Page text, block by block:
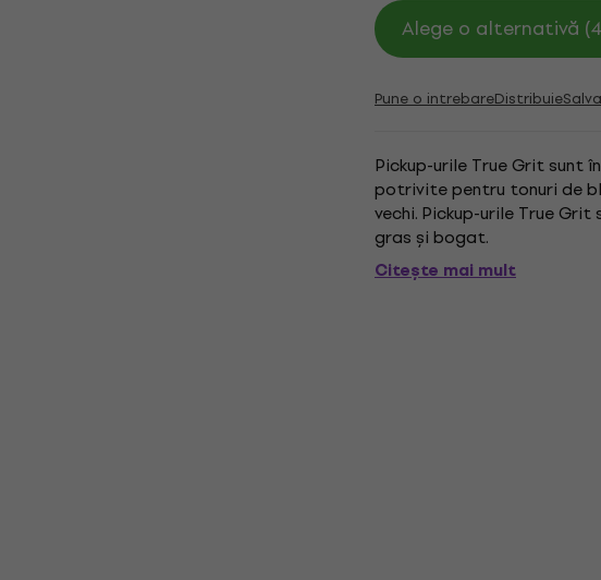
Alege o alternativă
Pune o intrebareDistribuie
Pickup-urile True Grit sunt
potrivite pentru tonuri de
vechi. Pickup-urile True
gras și bogat.
Citește mai mult